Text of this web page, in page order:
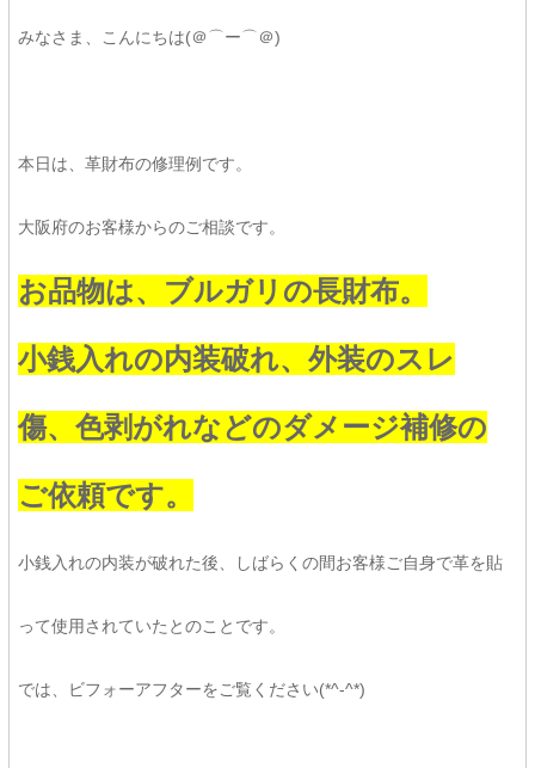
みなさま、こんにちは(＠⌒ー⌒＠)
本日は、革財布の修理例です。
大阪府のお客様からのご相談です。
お品物は、ブルガリの長財布。
小銭入れの内装破れ、外装のスレ
傷、色剥がれなどのダメージ補修の
ご依頼です。
小銭入れの内装が破れた後、しばらくの間お客様ご自身で革を貼
って使用されていたとのことです。
では、ビフォーアフターをご覧ください(*^-^*)